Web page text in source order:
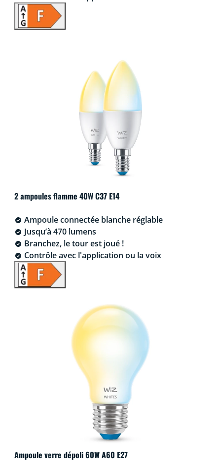
2 ampoules flamme 40W C37 E14
Ampoule connectée blanche réglable
Jusqu’à 470 lumens
Branchez, le tour est joué !
Contrôle avec l'application ou la voix
Ampoule verre dépoli 60W A60 E27